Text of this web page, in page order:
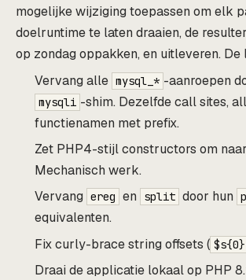
mogelijke wijziging toepassen om elk
doelruntime te laten draaien, de
op zondag oppakken, en uitleveren. De
Vervang alle mysql_* -aanroepen
mysqli -shim. Dezelfde call sites,
functienamen met prefix.
Zet PHP4-stijl constructors om naar
Mechanisch werk.
Vervang ereg en split door hun
equivalenten.
Fix curly-brace string offsets ( $s{0}
Draai de applicatie lokaal op PHP